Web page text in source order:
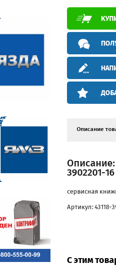
Описание
Описание:
3902201-
сервисная
Артикул: 43118-
С этим